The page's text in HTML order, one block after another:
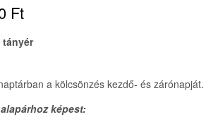
Ft
tányér
a kölcsönzés kezdő- és zárónapját.
képest: